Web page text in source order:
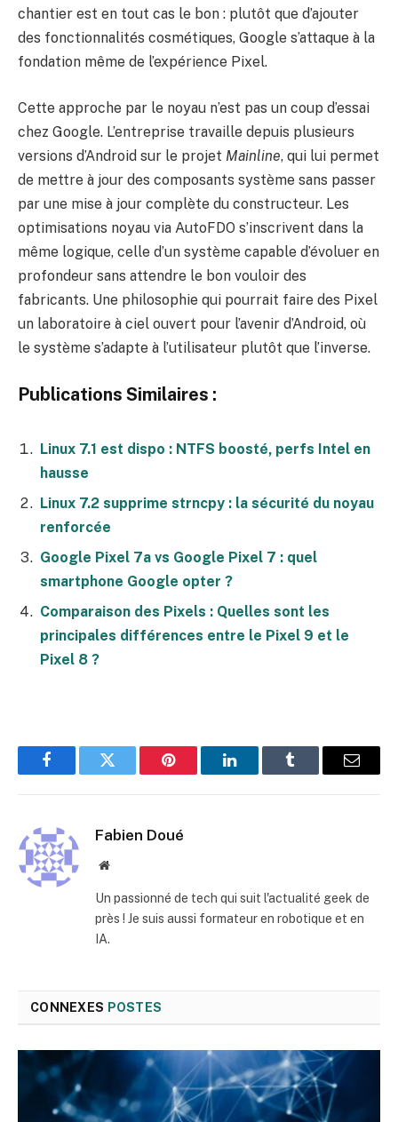
chantier est en tout cas le bon : plutôt que d’ajouter
des fonctionnalités cosmétiques, Google s’attaque à la
fondation même de l’expérience Pixel.
Cette approche par le noyau n’est pas un coup d’essai
chez Google. L’entreprise travaille depuis plusieurs
versions d’Android sur le projet Mainline, qui lui permet
de mettre à jour des composants système sans passer
par une mise à jour complète du constructeur. Les
optimisations noyau via AutoFDO s’inscrivent dans la
même logique, celle d’un système capable d’évoluer en
profondeur sans attendre le bon vouloir des
fabricants. Une philosophie qui pourrait faire des Pixel
un laboratoire à ciel ouvert pour l’avenir d’Android, où
le système s’adapte à l’utilisateur plutôt que l’inverse.
Publications Similaires :
Linux 7.1 est dispo : NTFS boosté, perfs Intel en
hausse
Linux 7.2 supprime strncpy : la sécurité du noyau
renforcée
Google Pixel 7a vs Google Pixel 7 : quel
smartphone Google opter ?
Comparaison des Pixels : Quelles sont les
principales différences entre le Pixel 9 et le
Pixel 8 ?
FacebookTwitter Pinterest LinkedInTumblr
E-
Fabien Doué
Site
Un passionné de tech qui suit l'actualité geek de
près ! Je suis aussi formateur en robotique et en
IA.
CONNEXES POSTES